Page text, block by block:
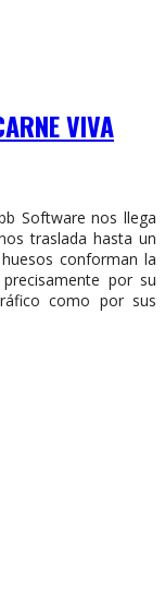
VIVA
Software nos llega
traslada hasta un
conforman la
por su
como por sus